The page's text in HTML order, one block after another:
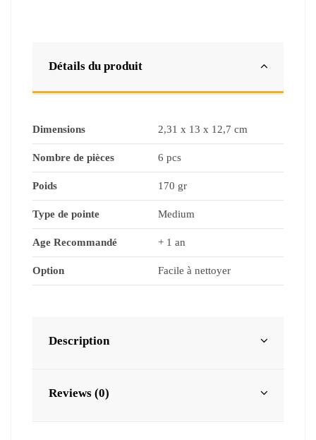
Détails du produit
Dimensions ‎2,31 x 13 x 12,7 cm
Nombre de pièces 6 pcs
Poids ‎170 gr
Type de pointe Medium
Age Recommandé + 1 an
Option Facile à nettoyer
Description
Reviews (0)